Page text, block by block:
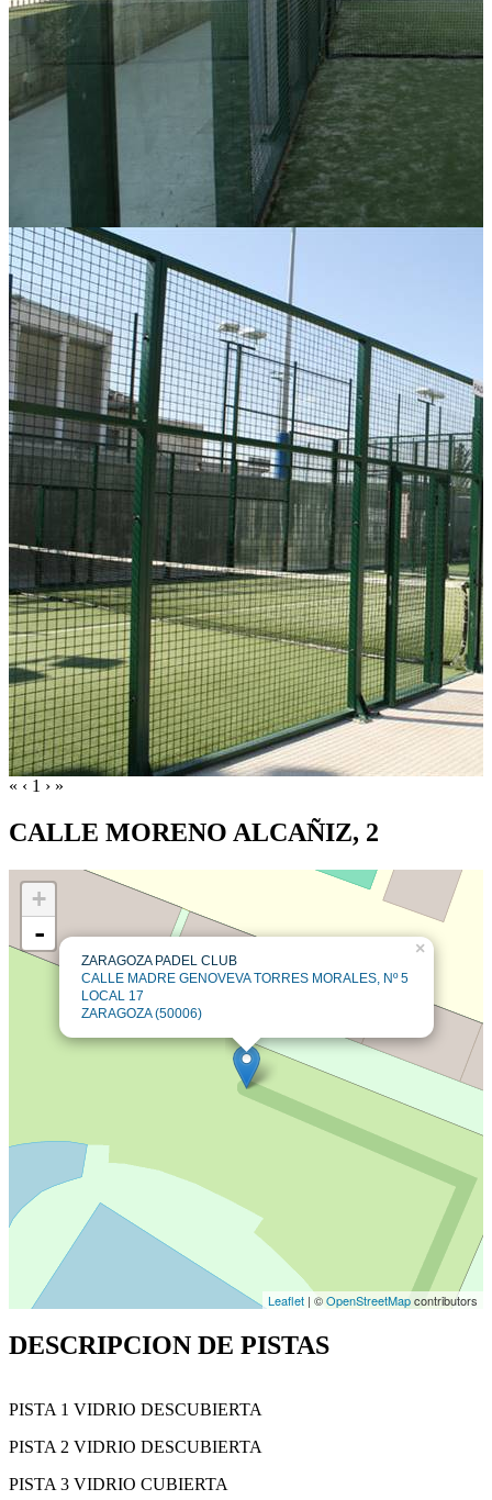
« ‹ 1 › »
CALLE MORENO ALCAÑIZ, 2
×
ZARAGOZA PADEL CLUB
CALLE MADRE GENOVEVA TORRES MORALES, Nº 5
LOCAL 17
ZARAGOZA (50006)
+
-
Leaflet | ©OpenStreetMapcontributors
DESCRIPCION DE PISTAS
PISTA 1 VIDRIO DESCUBIERTA
PISTA 2 VIDRIO DESCUBIERTA
PISTA 3 VIDRIO CUBIERTA